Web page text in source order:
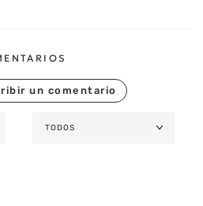
TODOS